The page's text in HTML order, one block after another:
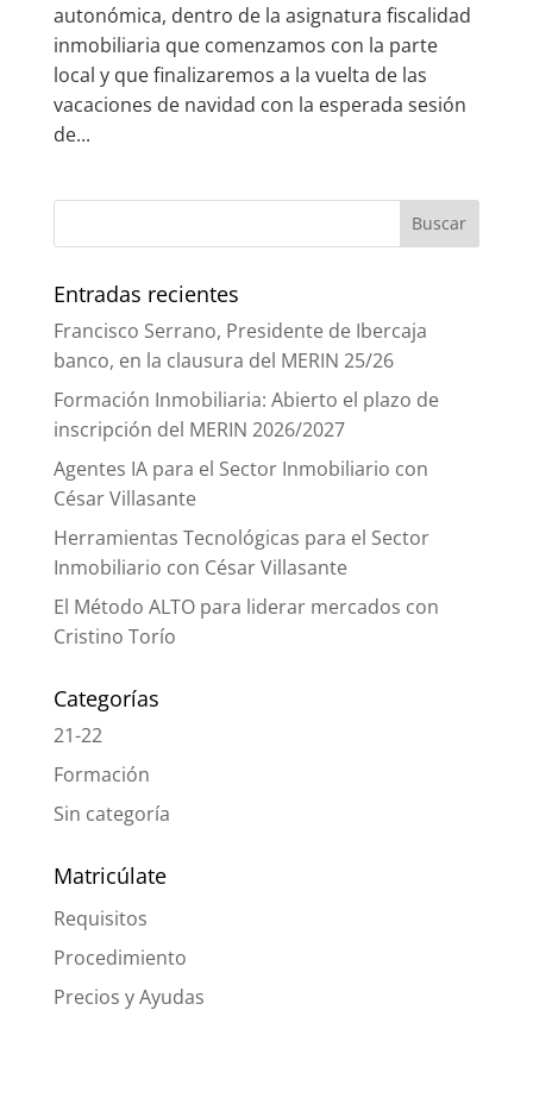
autonómica, dentro de la asignatura fiscalidad
inmobiliaria que comenzamos con la parte
local y que finalizaremos a la vuelta de las
vacaciones de navidad con la esperada sesión
de...
Entradas recientes
Francisco Serrano, Presidente de Ibercaja
banco, en la clausura del MERIN 25/26
Formación Inmobiliaria: Abierto el plazo de
inscripción del MERIN 2026/2027
Agentes IA para el Sector Inmobiliario con
César Villasante
Herramientas Tecnológicas para el Sector
Inmobiliario con César Villasante
El Método ALTO para liderar mercados con
Cristino Torío
Categorías
21-22
Formación
Sin categoría
Matricúlate
Requisitos
Procedimiento
Precios y Ayudas